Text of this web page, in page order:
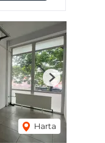
Harta
Next